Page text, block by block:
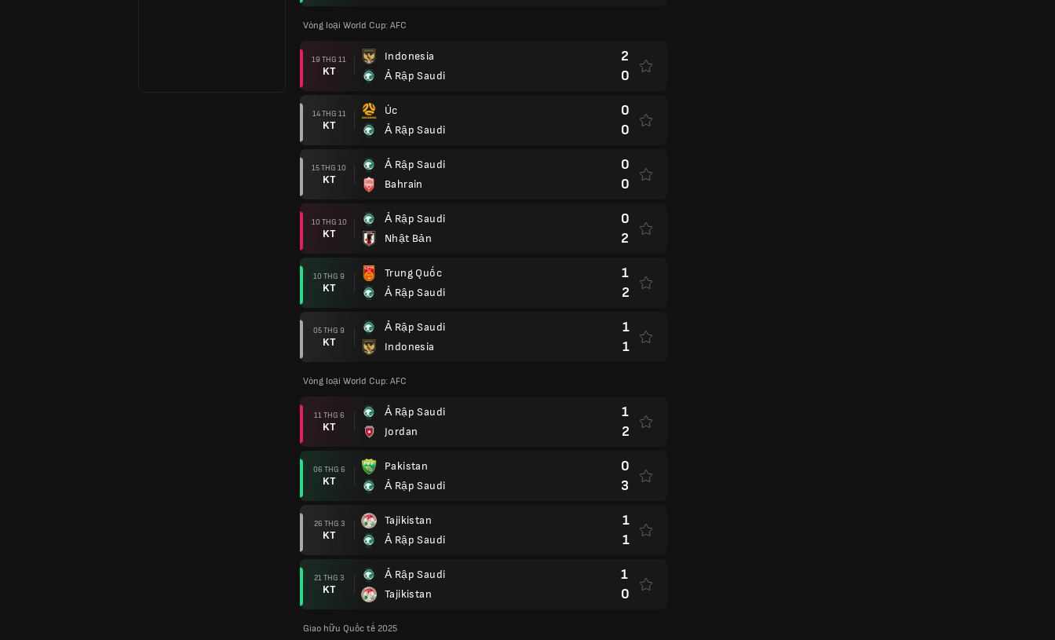
Vòng loại World Cup: AFC
19 THG 11
KT
Indonesia
Ả Rập Saudi
2
0
14 THG 11
KT
Úc
Ả Rập Saudi
0
0
15 THG 10
KT
Ả Rập Saudi
Bahrain
0
0
10 THG 10
KT
Ả Rập Saudi
Nhật Bản
0
2
10 THG 9
KT
Trung Quốc
Ả Rập Saudi
1
2
05 THG 9
KT
Ả Rập Saudi
Indonesia
1
1
Vòng loại World Cup: AFC
11 THG 6
KT
Ả Rập Saudi
Jordan
1
2
06 THG 6
KT
Pakistan
Ả Rập Saudi
0
3
26 THG 3
KT
Tajikistan
Ả Rập Saudi
1
1
21 THG 3
KT
Ả Rập Saudi
Tajikistan
1
0
Giao hữu Quốc tế 2025